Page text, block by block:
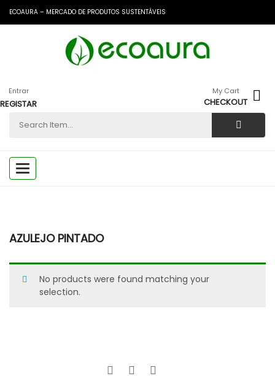
ECOAURA – MERCADO DE PRODUTOS SUSTENTÁVEIS
Entrar
REGISTAR
My Cart
CHECKOUT
Toggle
navigation
AZULEJO PINTADO
No products were found matching your
selection.